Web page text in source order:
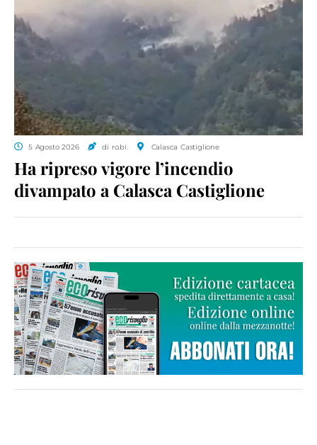
5 Agosto 2026 di ro.bi. Calasca Castiglione
Ha ripreso vigore l’incendio
divampato a Calasca Castiglione